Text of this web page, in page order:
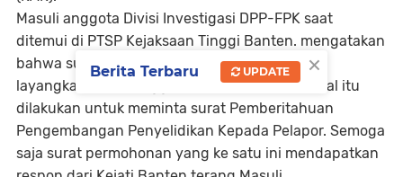
Masuli anggota Divisi Investigasi DPP-FPK saat
ditemui di PTSP Kejaksaan Tinggi Banten. mengatakan
bahwa surat permohonan yang ke satu ini di
layangkan pada tanggal 29 Nopember 2025, hal itu
dilakukan untuk meminta surat Pemberitahuan
Pengembangan Penyelidikan Kepada Pelapor. Semoga
saja surat permohonan yang ke satu ini mendapatkan
×
Berita Terbaru UPDATE